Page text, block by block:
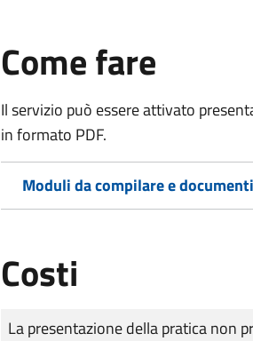
Come fare
Il servizio può essere attivato
in formato PDF.
Moduli da compilare e
Costi
Tipo di pagamento
Importo
La presentazione della pratica non